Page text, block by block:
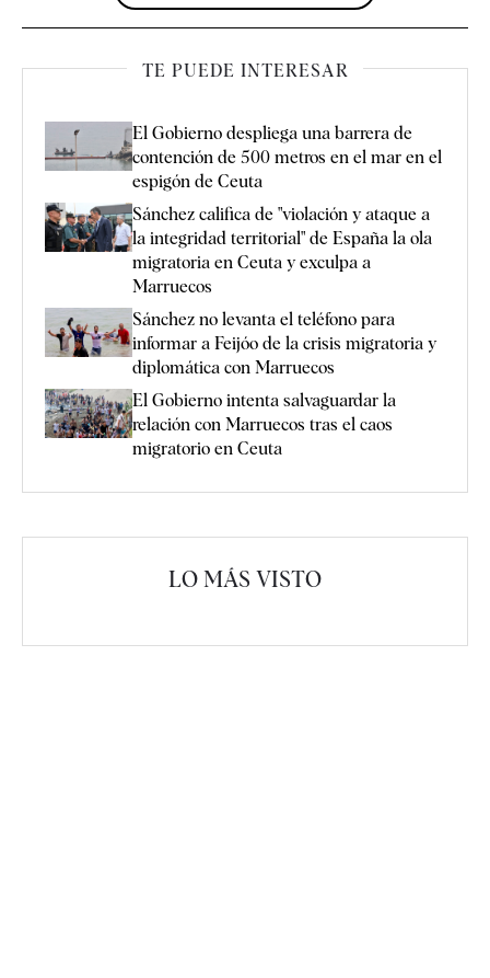
TE PUEDE INTERESAR
El Gobierno despliega una barrera de
contención de 500 metros en el mar en el
espigón de Ceuta
Sánchez califica de "violación y ataque a
la integridad territorial" de España la ola
migratoria en Ceuta y exculpa a
Marruecos
Sánchez no levanta el teléfono para
informar a Feijóo de la crisis migratoria y
diplomática con Marruecos
El Gobierno intenta salvaguardar la
relación con Marruecos tras el caos
migratorio en Ceuta
LO MÁS VISTO